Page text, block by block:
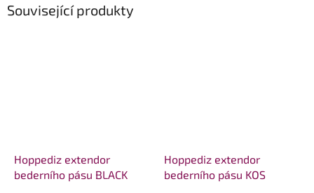
Související produkty
Hoppediz extendor
bederního pásu BLACK
Hoppediz extendor
bederního pásu KOS